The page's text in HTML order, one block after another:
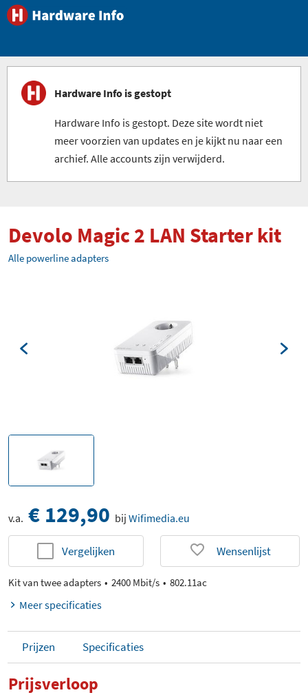
Hardware Info is gestopt
Hardware Info is gestopt. Deze site wordt niet
meer voorzien van updates en je kijkt nu naar een
archief. Alle accounts zijn verwijderd.
Devolo Magic 2 LAN Starter kit
Alle powerline adapters
v.a. € 129,90 bij Wifimedia.eu
Vergelijken Wensenlijst
Kit van twee adapters 2400 Mbit/s 802.11ac
Meer specificaties
Prijzen Specificaties
Prijsverloop